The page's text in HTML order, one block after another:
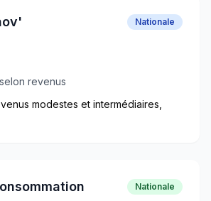
Nationale
revenus
modestes et intermédiaires,
Nationale